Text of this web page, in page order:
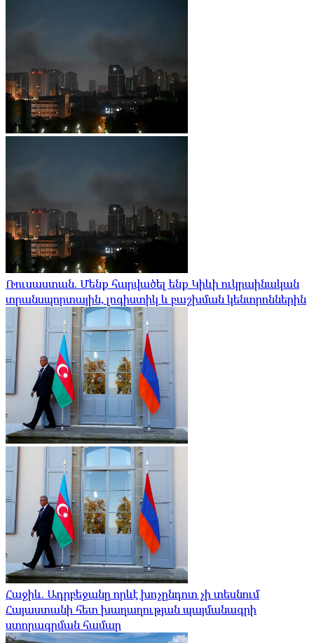
Ռուսաստան. Մենք հարվածել ենք Կիևի ուկրաինական
տրանսպորտային, լոգիստիկ և բաշխման կենտրոններին
Հաջիև. Ադրբեջանը որևէ խոչընդոտ չի տեսնում
Հայաստանի հետ խաղաղության պայմանագրի
ստորագրման համար